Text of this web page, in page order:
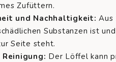
Zufüttern.
und Nachhaltigkeit: Aus
Substanzen ist
Seite steht.
Reinigung: Der Löffel kann